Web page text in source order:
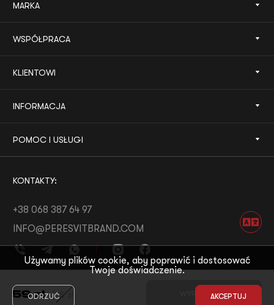
59 zł [85 zł WYPRZEDANE
MARKA
WSPÓŁPRACA
KLIENTOWI
INFORMACJA
POMOC I USŁUGI
KONTAKTY:
+38 068 387 64 97
INFO@PERESVITBRAND.COM
© 2026 PERESVIT
ROZWÓJ OD:
THE FIRST THE LAST
Używamy plików cookie, aby poprawić i dostosować
Twoje doświadczenie.
ODRZUĆ AKCEPTUJ